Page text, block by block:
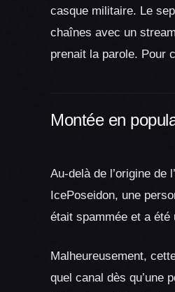
casque militaire. Le
chaînes avec un
prenait la parole. Pour
Montée en
Au-delà de l’origine de
IcePoseidon, une
était spammée et a
Malheureusement,
quel canal dès qu’une